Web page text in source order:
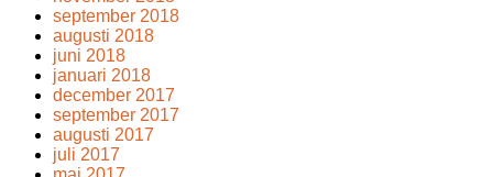
september 2018
augusti 2018
juni 2018
januari 2018
december 2017
september 2017
augusti 2017
juli 2017